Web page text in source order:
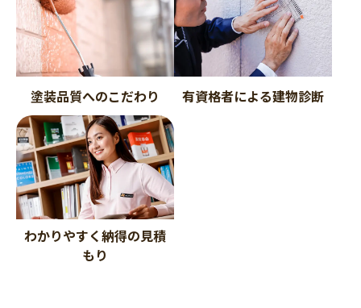
塗装品質へのこだわり 有資格者による建物診断
わかりやすく納得の見積
もり